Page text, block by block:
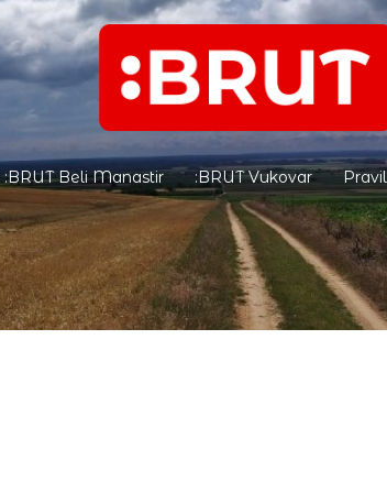
:BRUT Beli Manastir :BRUT Vukovar